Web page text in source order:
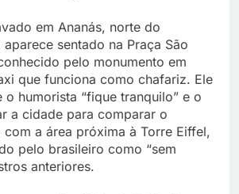
em Ananás, norte do
aparece sentado na Praça São
pelo monumento em
que funciona como chafariz. Ele
o humorista “fique tranquilo” e o
a cidade para comparar o
a área próxima à Torre Eiffel,
pelo brasileiro como “sem
anteriores.